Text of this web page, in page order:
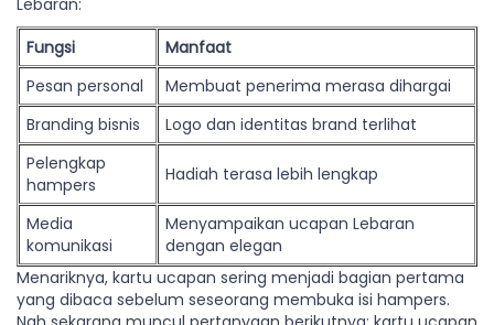
Lebaran:
Fungsi
Manfaat
Pesan personal
Membuat penerima merasa dihargai
Branding bisnis
Logo dan identitas brand terlihat
Pelengkap
hampers
Hadiah terasa lebih lengkap
Media
komunikasi
Menyampaikan ucapan Lebaran
dengan elegan
Menariknya, kartu ucapan sering menjadi bagian pertama
yang dibaca sebelum seseorang membuka isi hampers.